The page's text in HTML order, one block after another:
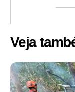
Veja